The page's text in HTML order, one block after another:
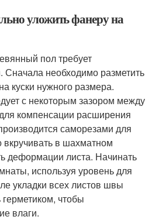
уложить фанеру на
пол требует
Сначала необходимо разметить
куски нужного размера.
с некоторым зазором между
компенсации расширения
саморезами для
в шахматном
деформации листа. Начинать
используя уровень для
укладки всех листов швы
чтобы
влаги.